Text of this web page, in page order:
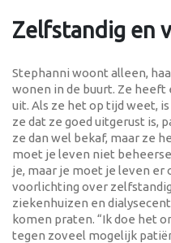
Zelfstandig en
Stephanni woont alleen,
wonen in de buurt. Ze heeft
uit. Als ze het op tijd weet,
ze dat ze goed uitgerust is,
ze dan wel bekaf, maar ze
moet je leven niet
je, maar je moet je leven er
voorlichting over
ziekenhuizen en
komen praten. “Ik doe het
tegen zoveel mogelijk